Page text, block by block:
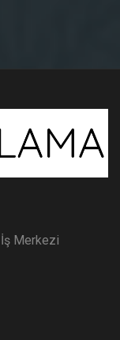
Merkezi